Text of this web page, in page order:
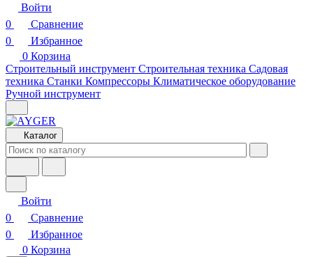
Войти
0
Сравнение
0
Избранное
0 Корзина
Строительный инструмент Строительная техника Садовая
техника Станки Компрессоры Климатическое оборудование
Ручной инструмент
Каталог
Войти
0
Сравнение
0
Избранное
0 Корзина